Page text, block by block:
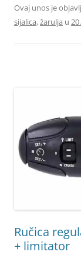
Ovaj unos je
sijalica,žarulja u
Ručica
+ limitator